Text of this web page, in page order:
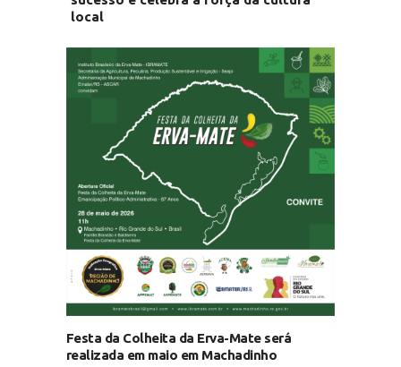
local
Festa da Colheita da Erva-Mate será
realizada em maio em Machadinho